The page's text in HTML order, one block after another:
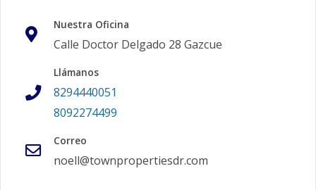
Nuestra Oficina
Calle Doctor Delgado 28 Gazcue
Llámanos
8294440051
8092274499
Correo
noell@townpropertiesdr.com